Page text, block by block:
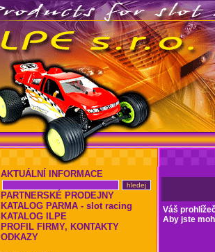
AKTUÁLNÍ INFORMACE
PARTNERSKÉ PRODEJNY
KATALOG PARMA - slot racing
KATALOG ILPE
PROFIL FIRMY, KONTAKTY
ODKAZY
Váš
Aby jste